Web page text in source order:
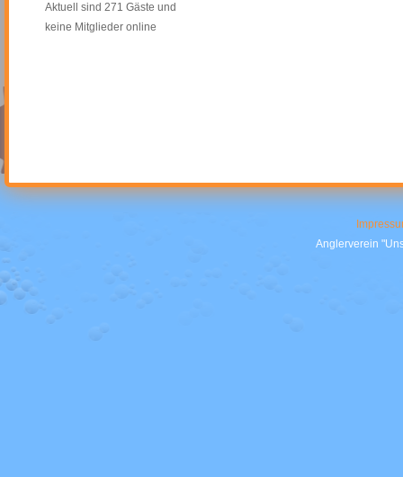
Aktuell sind 271 Gäste und
keine Mitglieder online
Anglerverein